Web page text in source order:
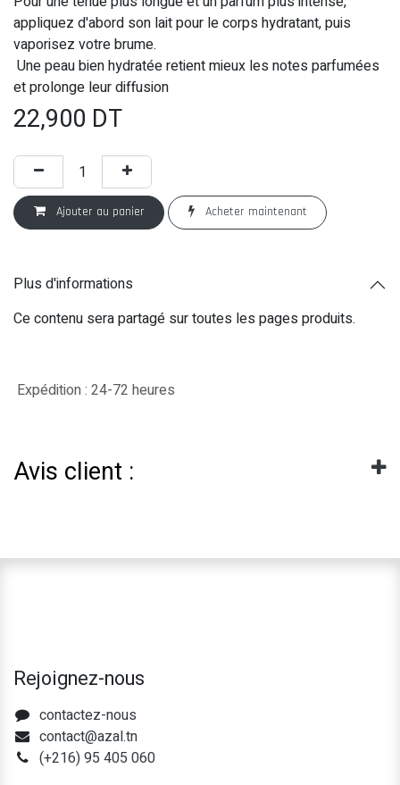
appliquez d'abord son lait pour le corps hydratant, puis
vaporisez votre brume.
Une peau bien hydratée retient mieux les notes parfumées
et prolonge leur diffusion
22,900 DT
Ajouter au panier Acheter maintenant
Plus d'informations
Ce contenu sera partagé sur toutes les pages produits.
Expédition : 24-72 heures
Avis client :
Rejoignez-nous
contactez-nous
contact@azal.tn
(+216) 95 405 060